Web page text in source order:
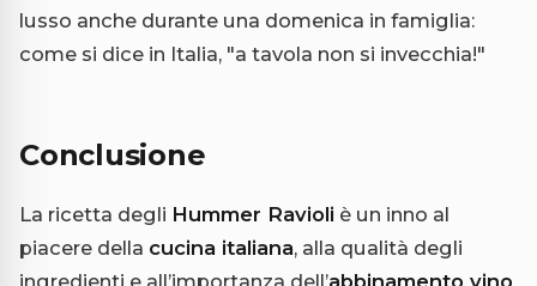
lusso anche durante una domenica in famiglia:
come si dice in Italia, "a tavola non si invecchia!"
Conclusione
La ricetta degli Hummer Ravioli è un inno al
piacere della cucina italiana, alla qualità degli
ingredienti e all’importanza dell’abbinamento vino